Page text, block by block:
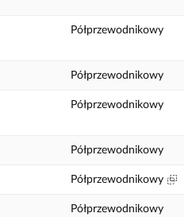
Półprzewodnikowy
Półprzewodnikowy
Półprzewodnikowy
Półprzewodnikowy
Półprzewodnikowy
Półprzewodnikowy